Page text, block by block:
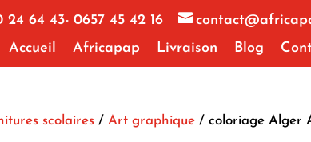
24 64 43- 0657 45 42 16
Accueil
Africapap Livraison Blog
scolaires/ Art graphique/ coloriage Alger